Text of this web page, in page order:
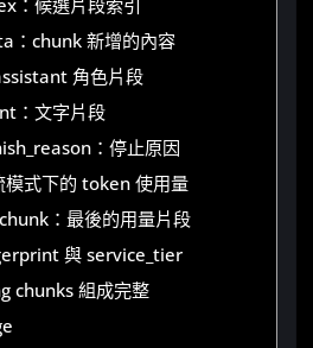
：候選片段索引
：chunk 新增的內容
角色片段
：文字片段
：停止原因
式下的 token 使用量
：最後的用量片段
與 service_tier
chunks 組成完整